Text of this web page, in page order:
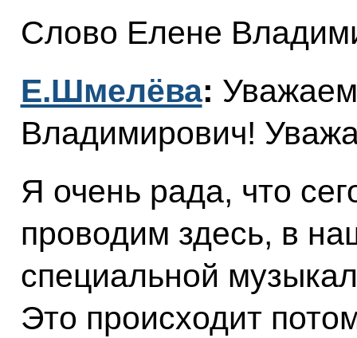
Слово Елене
Е.Шмелёва:
Владимирович!
Я очень рада, что
проводим здесь, в
специальной
Это происходит